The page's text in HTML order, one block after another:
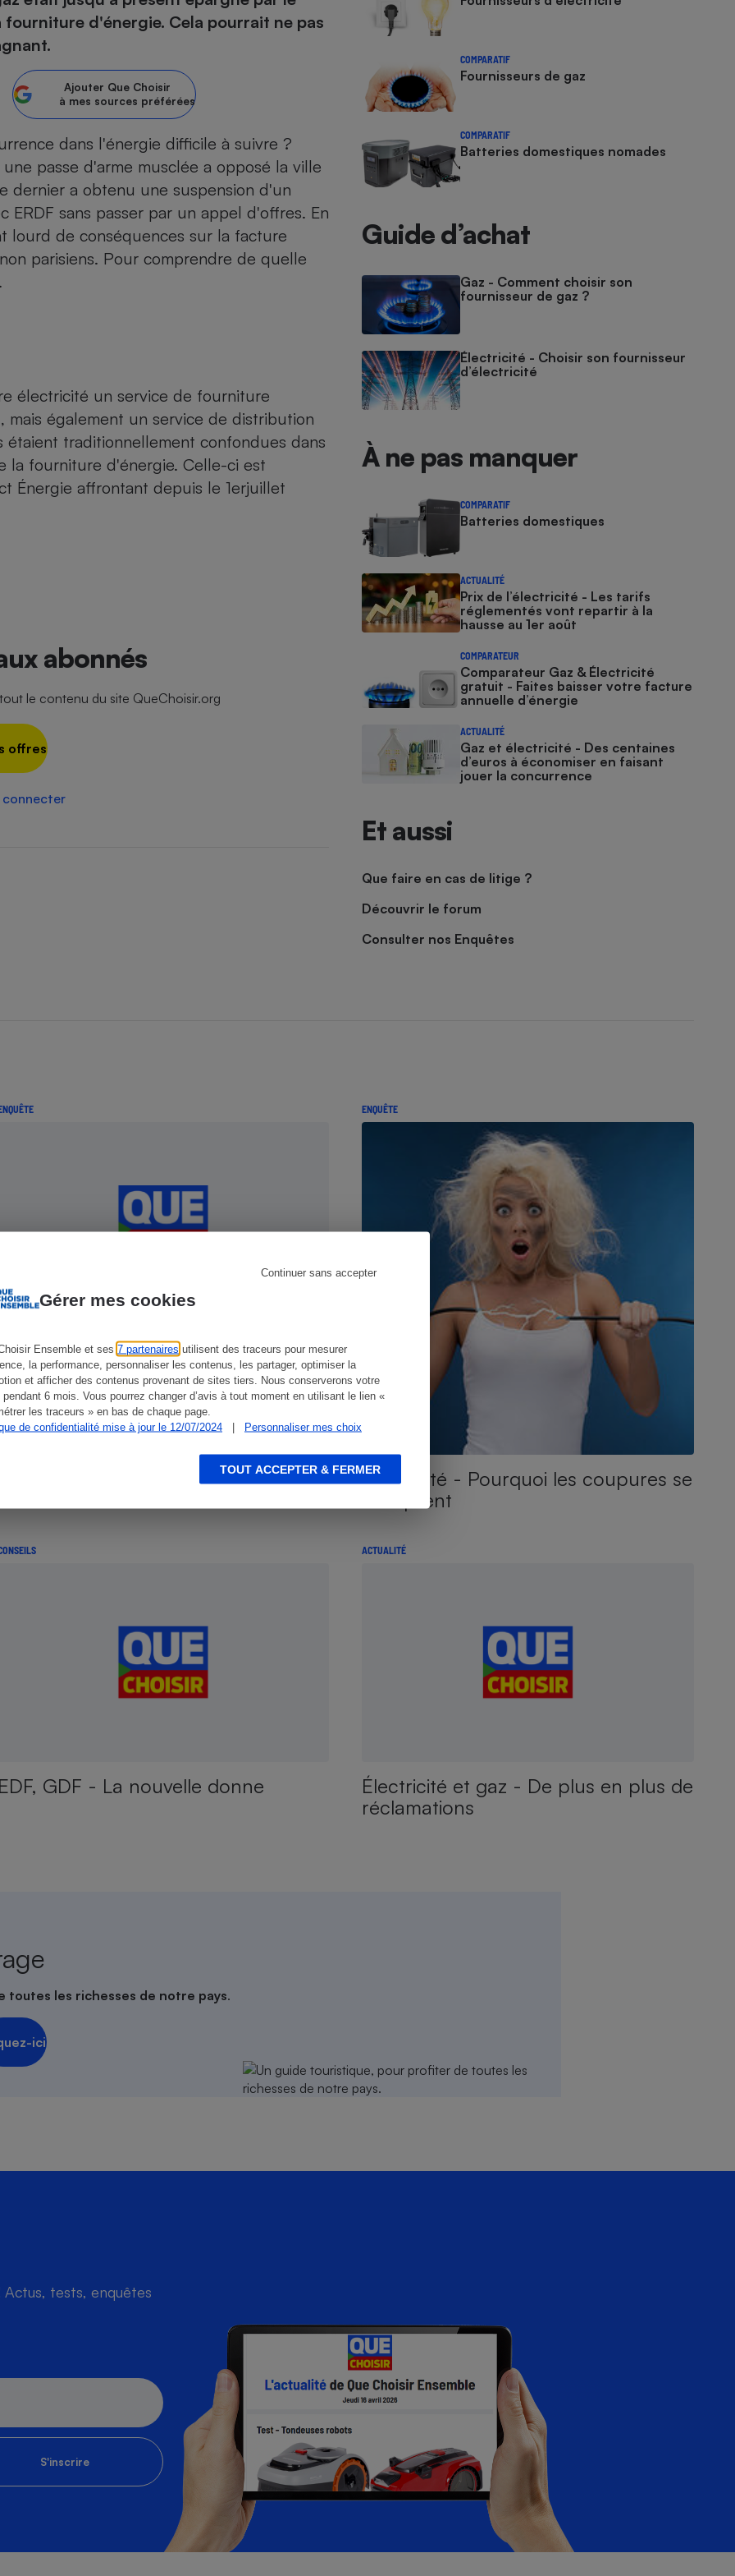
Gérer mes cookies
Ensemble et ses 7 partenaires utilisent des traceurs pour mesurer
la performance, personnaliser les contenus, les partager, optimiser la
et afficher des contenus provenant de sites tiers. Nous conserverons votre
pendant 6 mois. Vous pourrez changer d’avis à tout moment en utilisant le lien «
les traceurs » en bas de chaque page.
de confidentialité mise à jour le 12/07/2024
| Personnaliser mes choix
Continuer sans accepter
TOUT ACCEPTER & FERMER
d'énergie. Cela pourrait ne pas
Ajouter Que Choisir
à mes sources préférées
dans l'énergie difficile à suivre ?
passe d'arme musclée a opposé la ville
dernier a obtenu une suspension d'un
sans passer par un appel d'offres. En
lourd de conséquences sur la facture
parisiens. Pour comprendre de quelle
électricité un service de fourniture
également un service de distribution
traditionnellement confondues dans
la fourniture d'énergie. Celle-ci est
Énergie affrontant depuis le 1erjuillet
abonnés
le contenu du site QueChoisir.org
offres
connecter
COMPARATIF
Fournisseurs de gaz
COMPARATIF
Batteries domestiques nomades
Guide d’achat
Gaz - Comment choisir son
fournisseur de gaz ?
Électricité - Choisir son fournisseur
d’électricité
À ne pas manquer
COMPARATIF
Batteries domestiques
ACTUALITÉ
Prix de l’électricité - Les tarifs
réglementés vont repartir à la
hausse au 1er août
COMPARATEUR
Comparateur Gaz & Électricité
gratuit - Faites baisser votre facture
annuelle d’énergie
ACTUALITÉ
Gaz et électricité - Des centaines
d’euros à économiser en faisant
jouer la concurrence
Et aussi
Que faire en cas de litige ?
Découvrir le forum
Consulter nos Enquêtes
et électricité - Vos problèmes,
réponses
ENQUÊTE
Électricité - Pourquoi les coupures se
multiplient
EDF, GDF - La nouvelle donne
ACTUALITÉ
Électricité et gaz - De plus en plus de
réclamations
toutes les richesses de notre pays.
ici
tests, enquêtes
S'inscrire
Foie gras
de champagne
Assurance vie
en ligne
sèche-linge
congélateur
mobile
Ustensile
Lave-vaisselle
Réfrigérateur
Panneaux
photovoltaïques
smartphone
multifonction
portable
Appareil photo
nettoyeur haute
mutuelle
des devis d’opticiens
santé
Aide auditive
Crème solaire